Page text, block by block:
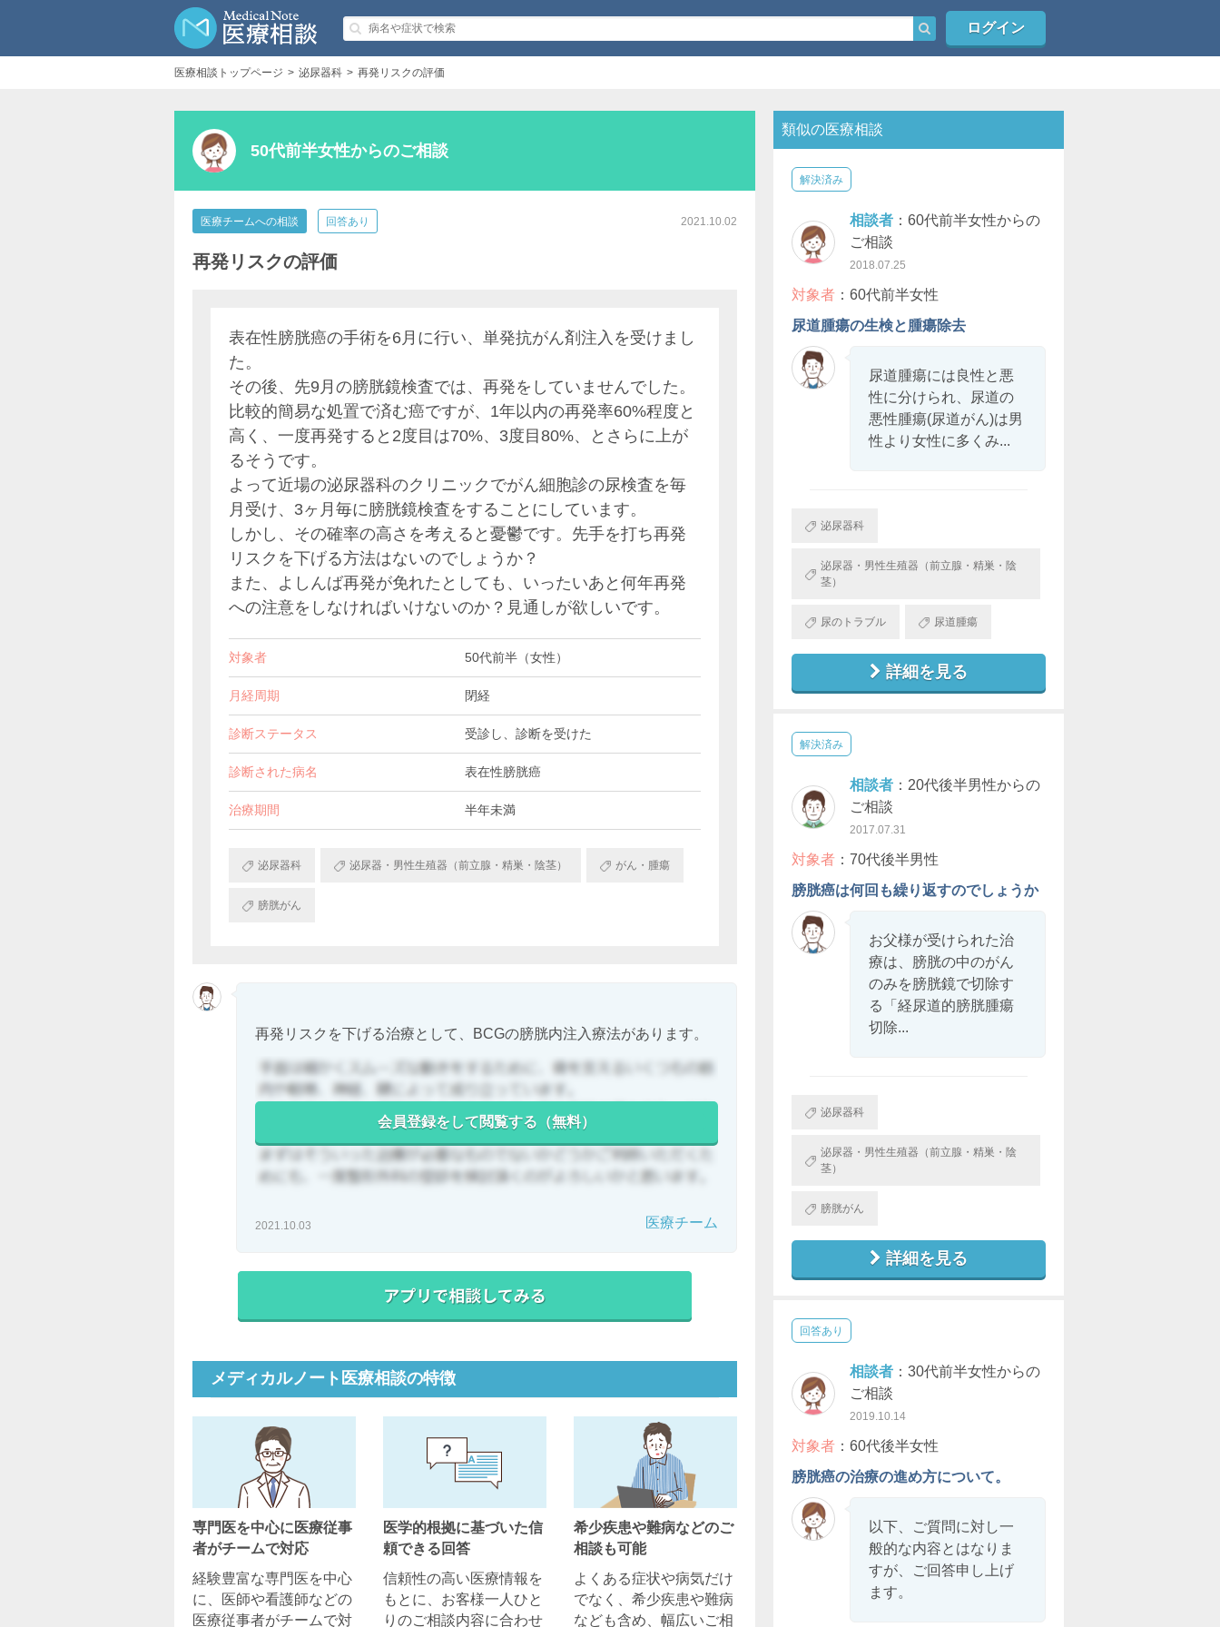
ログイン
医療相談トップページ 泌尿器科 再発リスクの評価
50代前半女性からのご相談
医療チームへの相談 回答あり 2021.10.02
再発リスクの評価
表在性膀胱癌の手術を6月に行い、単発抗がん剤注入を受けまし
た。
その後、先9月の膀胱鏡検査では、再発をしていませんでした。
比較的簡易な処置で済む癌ですが、1年以内の再発率60%程度と
高く、一度再発すると2度目は70%、3度目80%、とさらに上が
るそうです。
よって近場の泌尿器科のクリニックでがん細胞診の尿検査を毎
月受け、3ヶ月毎に膀胱鏡検査をすることにしています。
しかし、その確率の高さを考えると憂鬱です。先手を打ち再発
リスクを下げる方法はないのでしょうか？
また、よしんば再発が免れたとしても、いったいあと何年再発
への注意をしなければいけないのか？見通しが欲しいです。
対象者 50代前半（女性）
月経周期 閉経
診断ステータス 受診し、診断を受けた
診断された病名 表在性膀胱癌
治療期間 半年未満
泌尿器科 泌尿器・男性生殖器（前立腺・精巣・陰茎） がん・腫瘍
膀胱がん
再発リスクを下げる治療として、BCGの膀胱内注入療法があります。
会員登録をして閲覧する（無料）
2021.10.03 医療チーム
メディカルノート医療相談の特徴
専門医を中心に医療従事
者がチームで対応
経験豊富な専門医を中心
に、医師や看護師などの
医療従事者がチームで対
医学的根拠に基づいた信
頼できる回答
信頼性の高い医療情報を
もとに、お客様一人ひと
りのご相談内容に合わせ
希少疾患や難病などのご
相談も可能
よくある症状や病気だけ
でなく、希少疾患や難病
なども含め、幅広いご相
類似の医療相談
解決済み
相談者：60代前半女性からの
ご相談
2018.07.25
対象者：60代前半女性
尿道腫瘍の生検と腫瘍除去
尿道腫瘍には良性と悪
性に分けられ、尿道の
悪性腫瘍(尿道がん)は男
性より女性に多くみ...
泌尿器科
泌尿器・男性生殖器（前立腺・精巣・陰
茎）
尿のトラブル 尿道腫瘍
詳細を見る
解決済み
相談者：20代後半男性からの
ご相談
2017.07.31
対象者：70代後半男性
膀胱癌は何回も繰り返すのでしょうか
お父様が受けられた治
療は、膀胱の中のがん
のみを膀胱鏡で切除す
る「経尿道的膀胱腫瘍
切除...
泌尿器科
泌尿器・男性生殖器（前立腺・精巣・陰
茎）
膀胱がん
詳細を見る
回答あり
相談者：30代前半女性からの
ご相談
2019.10.14
対象者：60代後半女性
膀胱癌の治療の進め方について。
以下、ご質問に対し一
般的な内容とはなりま
すが、ご回答申し上げ
ます。